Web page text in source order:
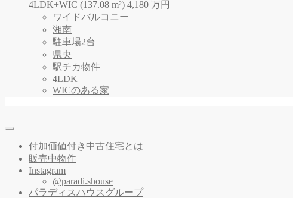
4LDK+WIC (137.08 m²) 4,180 万円
ワイドバルコニー
湘南
駐車場2台
県央
駅チカ物件
4LDK
WICのある家
付加価値付き中古住宅とは
販売中物件
Instagram
@paradi.shouse
パラディスハウスグループ